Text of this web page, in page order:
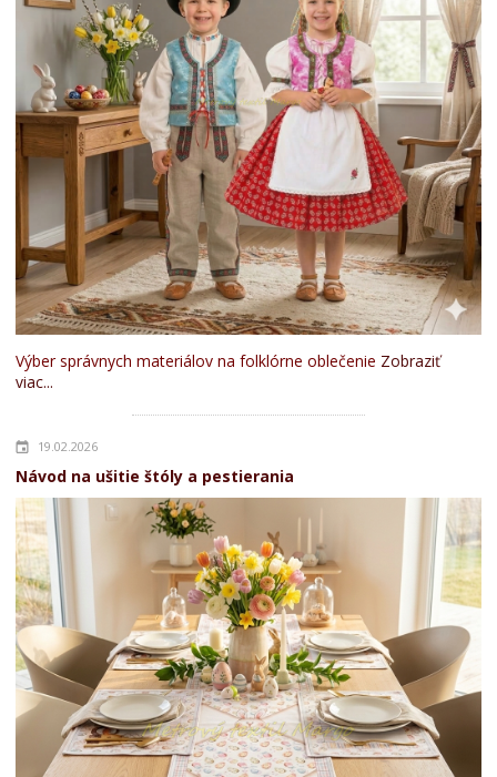
Výber správnych materiálov na folklórne oblečenie Zobraziť
viac...
19.02.2026
Návod na ušitie štóly a pestierania